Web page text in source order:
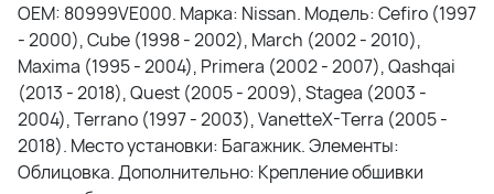
OEM: 80999VE000. Марка: Nissan. Модель: Cefiro (1997
- 2000), Cube (1998 - 2002), March (2002 - 2010),
Maxima (1995 - 2004), Primera (2002 - 2007), Qashqai
(2013 - 2018), Quest (2005 - 2009), Stagea (2003 -
2004), Terrano (1997 - 2003), VanetteX-Terra (2005 -
2018). Место установки: Багажник. Элементы:
Облицовка. Дополнительно: Крепление обшивки